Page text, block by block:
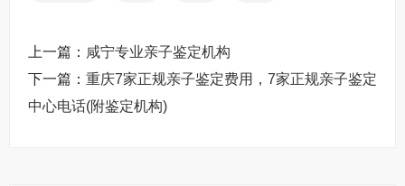
上一篇： 咸宁专业亲子鉴定机构
下一篇： 重庆7家正规亲子鉴定费用，7家正规亲子鉴定
中心电话(附鉴定机构)